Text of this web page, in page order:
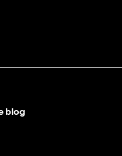
blog